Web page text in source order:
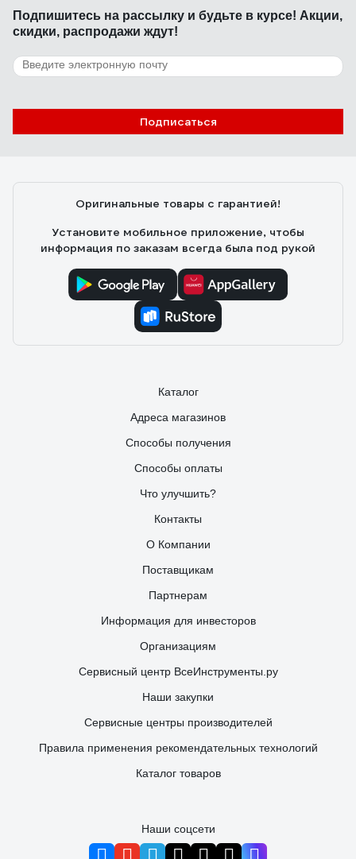
Подпишитесь на рассылку и будьте в курсе! Акции,
скидки, распродажи ждут!
Подписаться
Оригинальные товары с гарантией!
Установите мобильное приложение, чтобы
информация по заказам всегда была под рукой
Каталог
Адреса магазинов
Способы получения
Способы оплаты
Что улучшить?
Контакты
О Компании
Поставщикам
Партнерам
Информация для инвесторов
Организациям
Сервисный центр ВсеИнструменты.ру
Наши закупки
Сервисные центры производителей
Правила применения рекомендательных технологий
Каталог товаров
Наши соцсети